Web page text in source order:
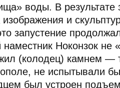
воды. В результате
и
запустение
наместник Ноконзок
(колодец) камнем —
не испытывали
был устроен